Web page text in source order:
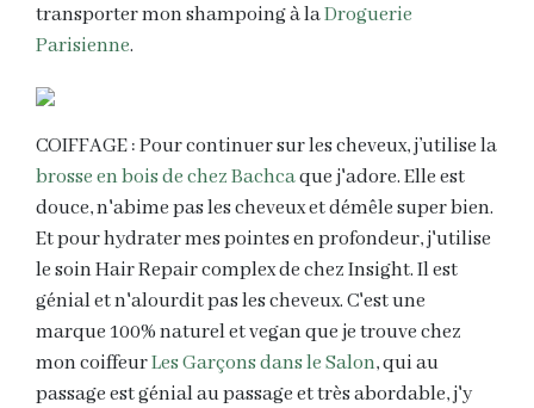
transporter mon shampoing à laDroguerie
Parisienne.
COIFFAGE : Pour continuer sur les cheveux,j’utilise la
brosse en bois de chez Bachcaque j'adore. Elle est
douce, n'abime pas les cheveux et démêle super bien.
Et pour hydrater mes pointes en profondeur, j'utilise
le soin Hair Repair complex de chez Insight. Il est
génial et n'alourdit pas les cheveux. C'est une
marque 100% naturel et vegan que je trouve chez
mon coiffeurLes Garçons dans le Salon, qui au
passage est génial au passage et très abordable, j'y